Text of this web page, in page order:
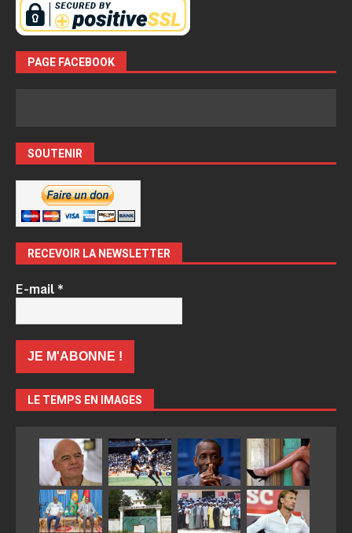
PAGE FACEBOOK
SOUTENIR
RECEVOIR LA NEWSLETTER
E-mail*
LE TEMPS EN IMAGES